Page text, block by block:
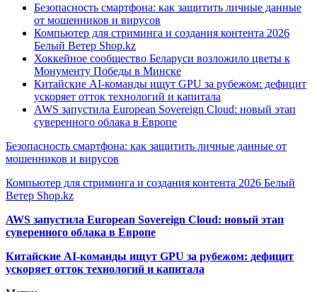
Безопасность смартфона: как защитить личные данные
от мошенников и вирусов
Компьютер для стриминга и создания контента 2026
Белый Ветер Shop.kz
Хоккейное сообщество Беларуси возложило цветы к
Монументу Победы в Минске
Китайские AI-команды ищут GPU за рубежом: дефицит
ускоряет отток технологий и капитала
AWS запустила European Sovereign Cloud: новый этап
суверенного облака в Европе
Безопасность смартфона: как защитить личные данные от
мошенников и вирусов
Компьютер для стриминга и создания контента 2026 Белый
Ветер Shop.kz
AWS запустила European Sovereign Cloud: новый этап
суверенного облака в Европе
Китайские AI-команды ищут GPU за рубежом: дефицит
ускоряет отток технологий и капитала